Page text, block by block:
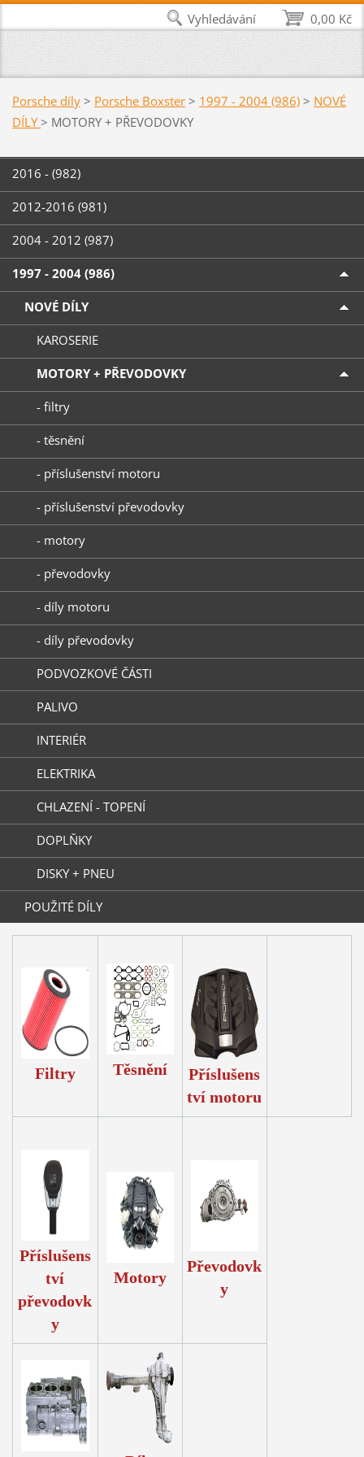
Porsche díly > Porsche Boxster > 1997 - 2004 (986) > NOVÉ
DÍLY> MOTORY + PŘEVODOVKY
2016 - (982)
2012-2016 (981)
2004 - 2012 (987)
1997 - 2004 (986)
NOVÉ DÍLY
KAROSERIE
MOTORY + PŘEVODOVKY
- filtry
- těsnění
- příslušenství motoru
- příslušenství převodovky
- motory
- převodovky
- díly motoru
- díly převodovky
PODVOZKOVÉ ČÁSTI
PALIVO
INTERIÉR
ELEKTRIKA
CHLAZENÍ - TOPENÍ
DOPLŇKY
DISKY + PNEU
POUŽITÉ DÍLY
Filtry Těsnění
Příslušens
tví motoru
Příslušens
tví
převodovk
y
Motory
Převodovk
y
0,00 Kč
Vyhledávání